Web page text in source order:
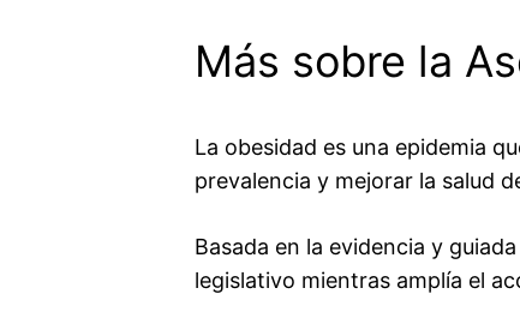
Más sobre la
La obesidad es una epidemia
prevalencia y mejorar la salud
Basada en la evidencia y
legislativo mientras amplía el